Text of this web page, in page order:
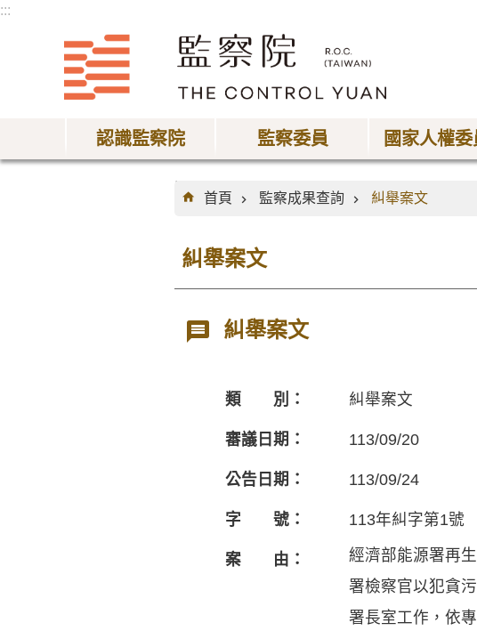
:::
認識監察院 監察委員 國家人權
:::
首頁
監察成果查詢 糾舉案文
糾舉案文
糾舉案文
類 別： 糾舉案文
審議日期： 113/09/20
公告日期： 113/09/24
字 號： 113年糾字第1號
案 由：
經濟部能源署再
署檢察官以犯貪
署長室工作，依